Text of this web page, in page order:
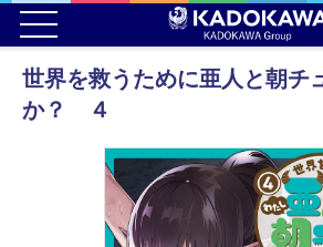
世界を救うために亜人と朝チ
か？ ４